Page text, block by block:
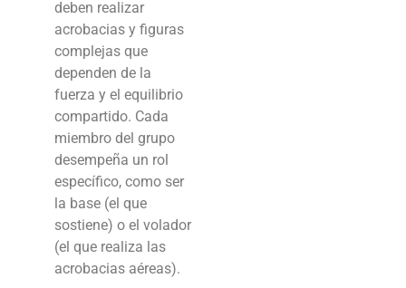
deben realizar
acrobacias y figuras
complejas que
dependen de la
fuerza y el equilibrio
compartido. Cada
miembro del grupo
desempeña un rol
específico, como ser
la base (el que
sostiene) o el volador
(el que realiza las
acrobacias aéreas).